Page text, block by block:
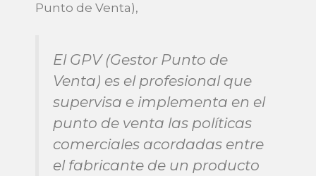
Punto de Venta),
El GPV (Gestor Punto de
Venta) es el profesional que
supervisa e implementa en el
punto de venta las políticas
comerciales acordadas entre
el fabricante de un producto